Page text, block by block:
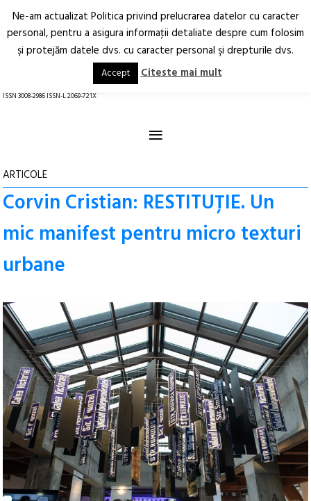
Arhitectură.
Oraș.
RO EN
ISSN 3008-2986 ISSN-L 2069-721X
≡
ARTICOLE
Corvin Cristian: RESTITUȚIE. Un
mic manifest pentru micro texturi
urbane
Ne-am actualizat Politica privind prelucrarea datelor cu caracter
personal, pentru a asigura informaţii detaliate despre cum folosim
şi protejăm datele dvs. cu caracter personal şi drepturile dvs.
Accept Citeste mai mult